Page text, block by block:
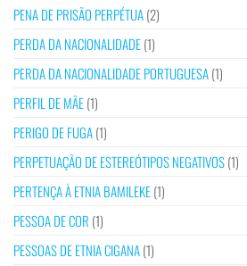
PENA DE PRISÃO PERPÉTUA(2)
PERDA DA NACIONALIDADE(1)
PERDA DA NACIONALIDADE PORTUGUESA(1)
PERFIL DE MÃE(1)
PERIGO DE FUGA(1)
PERPETUAÇÃO DE ESTEREÓTIPOS NEGATIVOS(1)
PERTENÇA À ETNIA BAMILEKE(1)
PESSOA DE COR (1)
PESSOAS DE ETNIA CIGANA(1)